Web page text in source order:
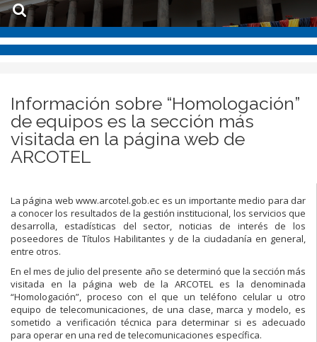
Información sobre “Homologación”
de equipos es la sección más
visitada en la página web de
ARCOTEL
La página web www.arcotel.gob.ec es un importante medio para dar
a conocer los resultados de la gestión institucional, los servicios que
desarrolla, estadísticas del sector, noticias de interés de los
poseedores de Títulos Habilitantes y de la ciudadanía en general,
entre otros.
En el mes de julio del presente año se determinó que la sección más
visitada en la página web de la ARCOTEL es la denominada
“Homologación”, proceso con el que un teléfono celular u otro
equipo de telecomunicaciones, de una clase, marca y modelo, es
sometido a verificación técnica para determinar si es adecuado
para operar en una red de telecomunicaciones específica.